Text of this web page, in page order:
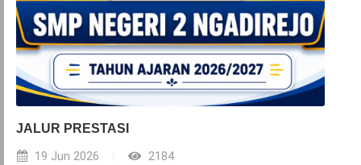
JALUR PRESTASI
19 Jun 2026 2184